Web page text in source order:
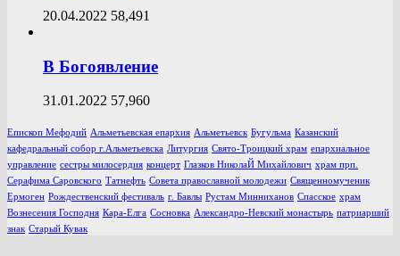
20.04.2022 58,491
В Богоявление
31.01.2022 57,960
Епископ Мефодий Альметьевская епархия Альметьевск Бугульма Казанский
кафедральный собор г.Альметьевска Литургия Свято-Троицкий храм епархиальное
управление сестры милосердия концерт Глазков НиколаЙ Михайлович храм прп.
Серафима Саровского Татнефть Совета православной молодежи Священномученик
Ермоген Рождественский фестиваль г. Бавлы Рустам Минниханов Спасское храм
Вознесения Господня Кара-Елга Сосновка Александро-Невский монастырь патриарший
знак Старый Кувак